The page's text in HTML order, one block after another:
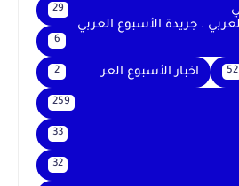
29
. جريدة الأسبوع العربي
6
52 اخبار الأسبوع العر 2
259
33
32